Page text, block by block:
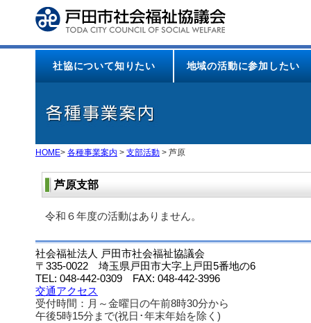
本
文
へ
ジ
プ
社協について知りたい 地域の活動に参加したい
HOME> 各種事業案内 > 支部活動 > 芦原
芦原支部
令和６年度の活動はありません。
社会福祉法人 戸田市社会福祉協議会
〒335-0022 埼玉県戸田市大字上戸田5番地の6
TEL: 048-442-0309 FAX: 048-442-3996
交通アクセス
受付時間：月～金曜日の午前8時30分から
午後5時15分まで(祝日･年末年始を除く)